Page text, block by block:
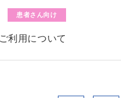
患者さん向け
利用について